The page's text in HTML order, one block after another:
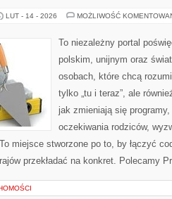
LUT - 14 - 2026 MOŻLIWOŚĆ
To niezależny portal
polskim, unijnym oraz
osobach, które chcą
tylko „tu i teraz”, ale
jak zmieniają się
oczekiwania rodziców,
miejsce stworzone po to, by łączyć
przekładać na konkret. Polecamy